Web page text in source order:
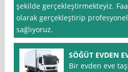
şekilde gerçekleştirmekteyiz.
olarak gerçekleştirip
sağlıyoruz.
SÖĞÜT EVDEN
Bir evden eve